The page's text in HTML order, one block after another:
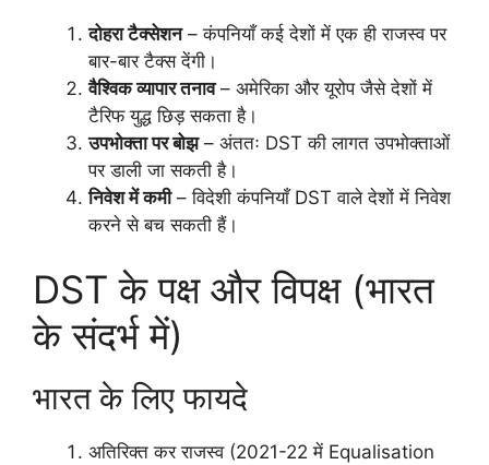
दोहरा टैक्सेशन– कंपनियाँ कई देशों में एक ही राजस्व पर
बार-बार टैक्स देंगी।
वैश्विक व्यापार तनाव– अमेरिका और यूरोप जैसे देशों में
टैरिफ युद्ध छिड़ सकता है।
उपभोक्ता पर बोझ– अंततः DST की लागत उपभोक्ताओं
पर डाली जा सकती है।
निवेश में कमी– विदेशी कंपनियाँ DST वाले देशों में निवेश
करने से बच सकती हैं।
DST के पक्ष और विपक्ष (भारत
के संदर्भ में)
भारत के लिए फायदे
अतिरिक्त कर राजस्व (2021-22 में Equalisation